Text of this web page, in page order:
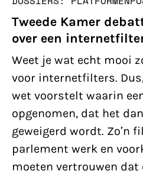
Tweede Kamer
over een
Weet je wat echt mooi
voor internetfilters.
wet voorstelt waarin
opgenomen, dat het
geweigerd wordt. Zo’n
parlement werk en
moeten vertrouwen dat